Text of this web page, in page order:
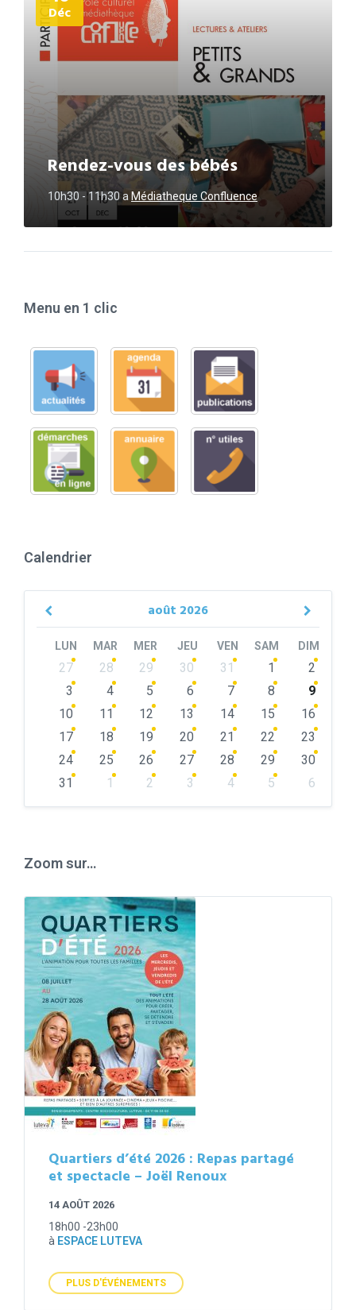
Déc
Rendez-vous des bébés
10h30 - 11h30 a Médiatheque Confluence
Menu en 1 clic
Calendrier
août 2026
Previous
LUN MAR MER JEU VEN SAM DIM
Skip
calendar
27 28 29 30 31 1
2
3
4 5 6 7 8
9
10
11 12 13 14 15
16
17
18 19 20 21 22
23
24
25 26 27 28 29
30
31
1 2 3 4 5
6
Zoom sur…
Quartiers d’été 2026 : Repas partagé
et spectacle – Joël Renoux
14 AOÛT 2026
18h00 -23h00
à ESPACE LUTEVA
PLUS D'ÉVÉNEMENTS